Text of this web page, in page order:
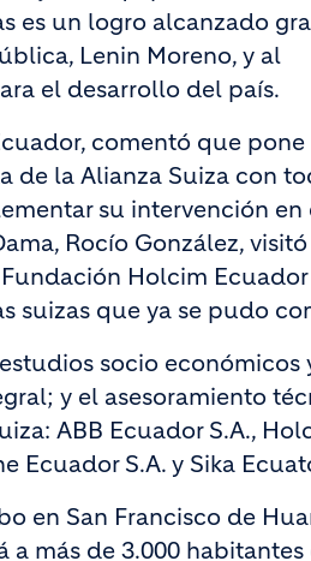
es un logro alcanzado
Lenin Moreno, y al
el desarrollo del país.
comentó que pone
de la Alianza Suiza con
su intervención en
Rocío González,
Holcim Ecuador
suizas que ya se pudo
socio económicos
y el asesoramiento
ABB Ecuador S.A.,
Ecuador S.A. y Sika
en San Francisco de
más de 3.000 habitantes